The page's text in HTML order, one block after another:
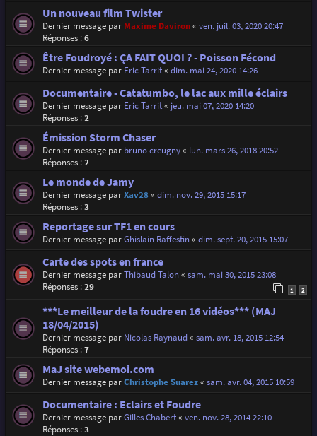
Un nouveau film Twister
Dernier message par Maxime Daviron« ven. juil. 03, 2020 20:47
Réponses :6
Être Foudroyé : ÇA FAIT QUOI ? - Poisson Fécond
Dernier message par Eric Tarrit« dim. mai 24, 2020 14:26
Documentaire - Catatumbo, le lac aux mille éclairs
Dernier message par Eric Tarrit« jeu. mai 07, 2020 14:20
Réponses :2
Émission Storm Chaser
Dernier message par bruno creugny« lun. mars 26, 2018 20:52
Réponses :2
Le monde de Jamy
Dernier message parXav28« dim. nov. 29, 2015 15:17
Réponses :3
Reportage sur TF1 en cours
Dernier message parGhislain Raffestin« dim. sept. 20, 2015 15:07
Carte des spots en france
Dernier message parThibaud Talon« sam. mai 30, 2015 23:08
Réponses :29 1 2
***Le meilleur de la foudre en 16 vidéos*** (MAJ
18/04/2015)
Dernier message par Nicolas Raynaud« sam. avr. 18, 2015 12:54
Réponses :7
MaJ site webemoi.com
Dernier message parChristophe Suarez« sam. avr. 04, 2015 10:59
Documentaire : Eclairs et Foudre
Dernier message parGilles Chabert« ven. nov. 28, 2014 22:10
Réponses :3